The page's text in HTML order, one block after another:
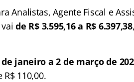
Analistas, Agente Fiscal e
vaide R$ 3.595,16 a R$ 6.397,38
janeiro a 2 de março de
110,00.